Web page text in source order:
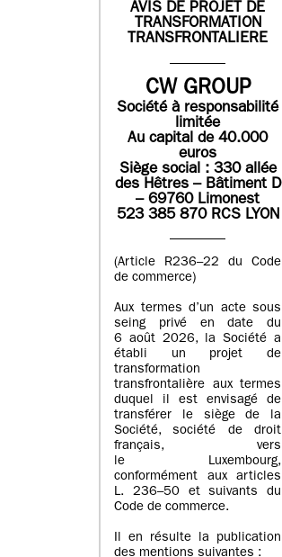
AVIS DE PROJET DE
TRANSFORMATION
TRANSFRONTALIERE
CW GROUP
Société à responsabilité
limitée
Au capital de 40.000
euros
Siège social : 330 allée
des Hêtres – Bâtiment D
– 69760 Limonest
523 385 870 RCS LYON
(Article R236–22 du Code
de commerce)
Aux termes d’un acte sous
seing privé en date du
6 août 2026, la Société a
établi un projet de
transformation
transfrontalière aux termes
duquel il est envisagé de
transférer le siège de la
Société, société de droit
français, vers
le Luxembourg,
conformément aux articles
L. 236–50 et suivants du
Code de commerce.
Il en résulte la publication
des mentions suivantes :